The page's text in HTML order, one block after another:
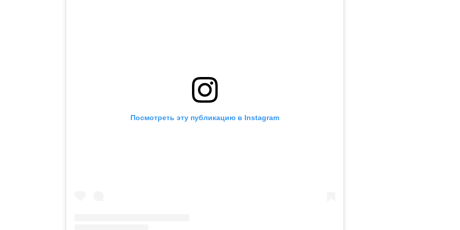
Посмотреть эту публикацию в Instagram